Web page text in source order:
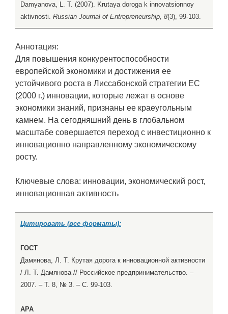
Damyanova, L. T. (2007). Krutaya doroga k innovatsionnoy
aktivnosti. Russian Journal of Entrepreneurship, 8(3), 99-103.
Аннотация:
Для повышения конкурентоспособности
европейской экономики и достижения ее
устойчивого роста в Лиссабонской стратегии ЕС
(2000 г.) инновации, которые лежат в основе
экономики знаний, признаны ее краеугольным
камнем. На сегодняшний день в глобальном
масштабе совершается переход с инвестиционно к
инновационно направленному экономическому
росту.
Ключевые слова: инновации, экономический рост,
инновационная активность
Цитировать (все форматы):
ГОСТ
Дамянова, Л. Т. Крутая дорога к инновационной активности
/ Л. Т. Дамянова // Российское предпринимательство. –
2007. – Т. 8, № 3. – С. 99-103.
APA